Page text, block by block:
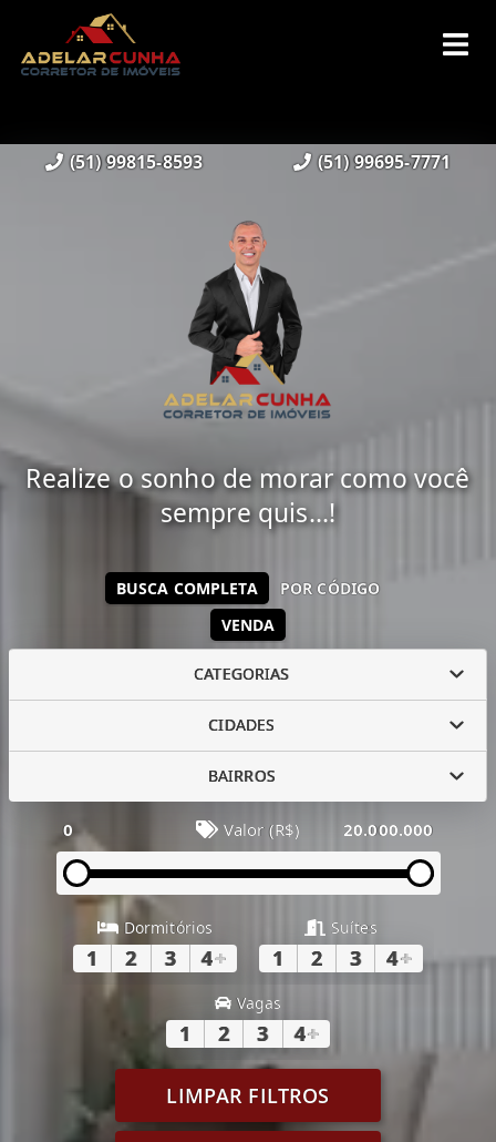
(51) 99815-8593 (51) 99695-7771
Realize o sonho de morar como você
sempre quis...!
VENDA
BUSCA COMPLETA POR CÓDIGO
CATEGORIAS
CIDADES
BAIRROS
0 Valor (R$) 20.000.000
Dormitórios
1 2 3 4+
Suítes
1 2 3 4+
Vagas
1 2 3 4+
LIMPAR FILTROS